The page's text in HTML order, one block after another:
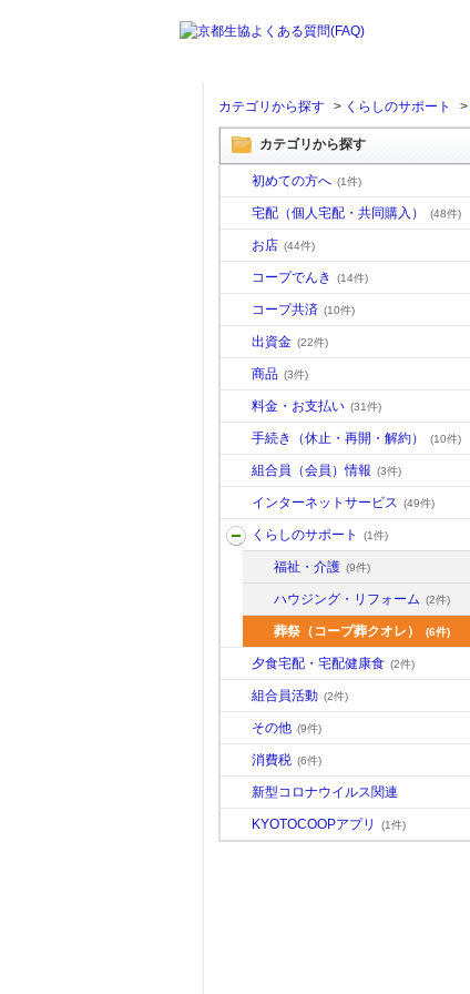
カテゴリから探す > くらしのサポート >
カテゴリから探す
初めての方へ (1件)
宅配（個人宅配・共同購入） (48件)
お店 (44件)
コープでんき (14件)
コープ共済 (10件)
出資金 (22件)
商品 (3件)
料金・お支払い (31件)
手続き（休止・再開・解約） (10件)
組合員（会員）情報 (3件)
インターネットサービス (49件)
くらしのサポート (1件)
福祉・介護 (9件)
ハウジング・リフォーム (2件)
葬祭（コープ葬クオレ） (6件)
夕食宅配・宅配健康食 (2件)
組合員活動 (2件)
その他 (9件)
消費税 (6件)
新型コロナウイルス関連
KYOTOCOOPアプリ (1件)